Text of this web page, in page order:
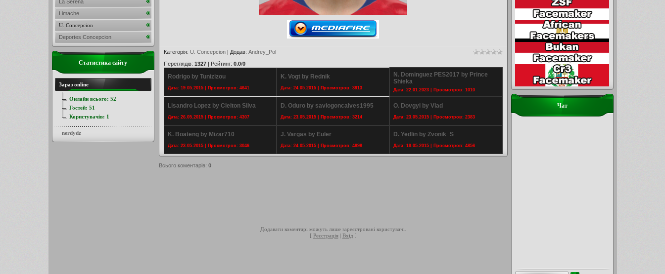
Категорія: U. Concepcion| Додав: Andrey_Pol
Переглядів: 1327| Рейтинг: 0.0/0
Rodrigo by Tunizizou
Дата: 19.05.2015 | Просмотров: 4641
K. Vogt by Rednik
Дата: 24.05.2015 | Просмотров: 3913
N. Dominguez PES2017 by Prince
Shieka
Дата: 22.01.2023 | Просмотров: 1010
Lisandro Lopez by Cleiton Silva
Дата: 26.05.2015 | Просмотров: 4307
D. Oduro by saviogoncalves1995
Дата: 23.05.2015 | Просмотров: 3214
O. Dovgyi by Vlad
Дата: 23.05.2015 | Просмотров: 2383
K. Boateng by Mizar710
Дата: 23.05.2015 | Просмотров: 3046
J. Vargas by Euler
Дата: 24.05.2015 | Просмотров: 4898
D. Yedlin by Zvonik_S
Дата: 19.05.2015 | Просмотров: 4856
Всього коментарів: 0
Додавати коментарі можуть лише зареєстровані користувачі.
[ Реєстрація| Вхід ]
Чат
La Serena
Limache
U. Concepcion
Deportes Concepcion
Статистика сайту
Зараз online
Онлайн всього: 52
Гостей: 51
Користувачів: 1
nerdydz